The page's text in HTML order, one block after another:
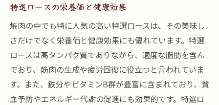
介
特選ロースのおすすめトッピング
黒川駅での焼肉デートスポット
特選ロースの部位解説と食べ方
特選ロースの美味しさを引き立てるビール
焼肉の新定番黒川駅で味わう特選ロースの魅力
特選ロースの栄養価と健康効果
焼肉の中でも特に人気の高い特選ロースは、その美味し
さだけでなく栄養価と健康効果にも優れています。特選
ロースは高タンパク質でありながら、適度な脂肪を含ん
でおり、筋肉の生成や疲労回復に役立つと言われていま
す。また、鉄分やビタミンB群が豊富に含まれており、貧
血予防やエネルギー代謝の促進にも効果的です。特選ロ